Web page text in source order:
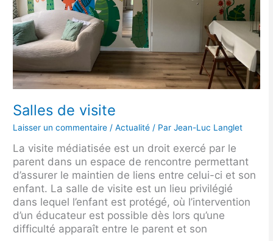
Salles de visite
Laisser un commentaire /Actualité / ParJean-Luc Langlet
La visite médiatisée est un droit exercé par le
parent dans un espace de rencontre permettant
d’assurer le maintien de liens entre celui-ci et son
enfant. La salle de visite est un lieu privilégié
dans lequel l’enfant est protégé, où l’intervention
d’un éducateur est possible dès lors qu’une
difficulté apparaît entre le parent et son